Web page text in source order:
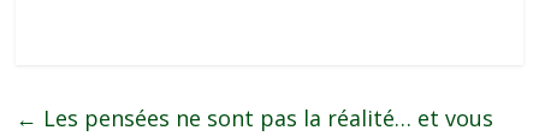
← Les pensées ne sont pas la réalité… et vous